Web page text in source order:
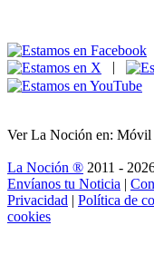
|
Ver La Noción en: Móvil
La Noción ® 2011 -
Envíanos tu Noticia |
Privacidad | Política de
cookies